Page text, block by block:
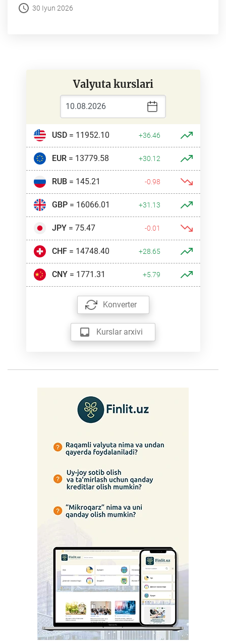
30 Iyun 2026
Valyuta kurslari
USD= 11952.10 +36.46
EUR= 13779.58 +30.12
RUB= 145.21 -0.98
GBP= 16066.01 +31.13
JPY= 75.47 -0.01
CHF= 14748.40 +28.65
CNY= 1771.31 +5.79
Konverter
Kurslar arxivi